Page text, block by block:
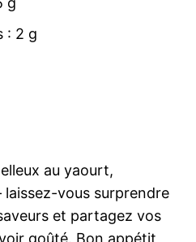
: 2 g
au yaourt,
vous surprendre
et partagez vos
goûté. Bon appétit